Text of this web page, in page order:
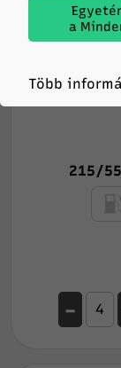
215/
-
a
Több